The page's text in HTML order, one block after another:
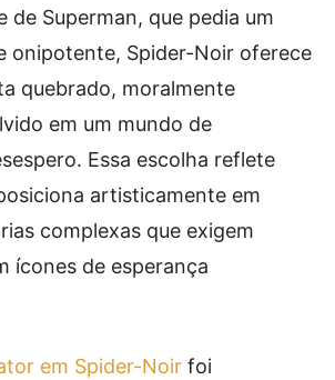
de Superman, que pedia um
onipotente, Spider-Noir oferece
quebrado, moralmente
em um mundo de
Essa escolha reflete
artisticamente em
complexas que exigem
ícones de esperança
em Spider-Noir foi